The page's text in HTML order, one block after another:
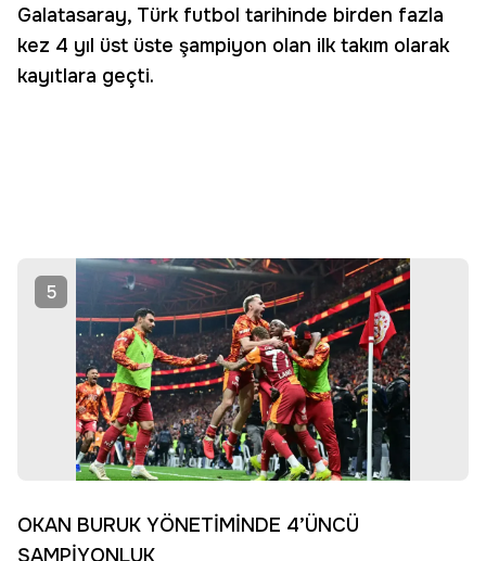
Galatasaray, Türk futbol tarihinde birden fazla
kez 4 yıl üst üste şampiyon olan ilk takım olarak
kayıtlara geçti.
5
OKAN BURUK YÖNETİMİNDE 4’ÜNCÜ
ŞAMPİYONLUK